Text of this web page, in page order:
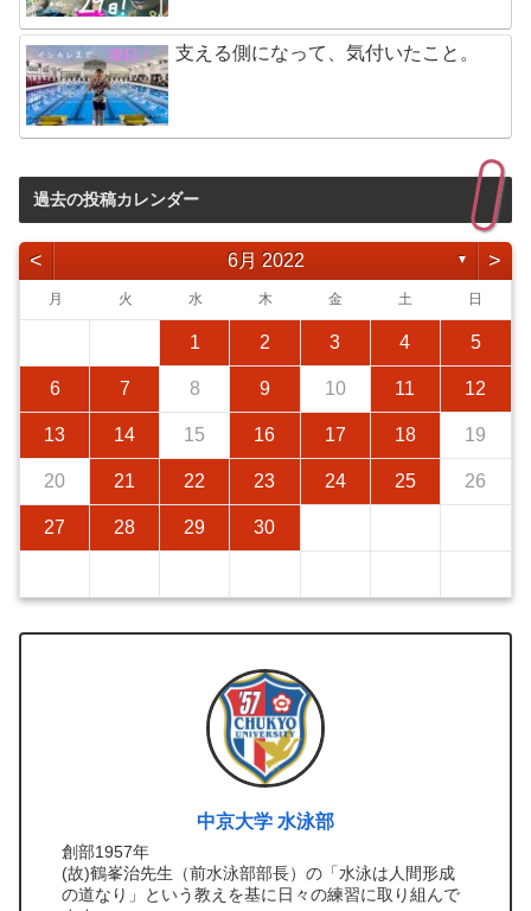
支える側になって、気付いたこと。
過去の投稿カレンダー
< 6月 2022 ▼ >
月 火 水 木 金 土 日
1 2 3 4 5
6 7 8 9 10 11 12
13 14 15 16 17 18 19
20 21 22 23 24 25 26
27 28 29 30
中京大学 水泳部
創部1957年
(故)鶴峯治先生（前水泳部部長）の「水泳は人間形成
の道なり」という教えを基に日々の練習に取り組んで